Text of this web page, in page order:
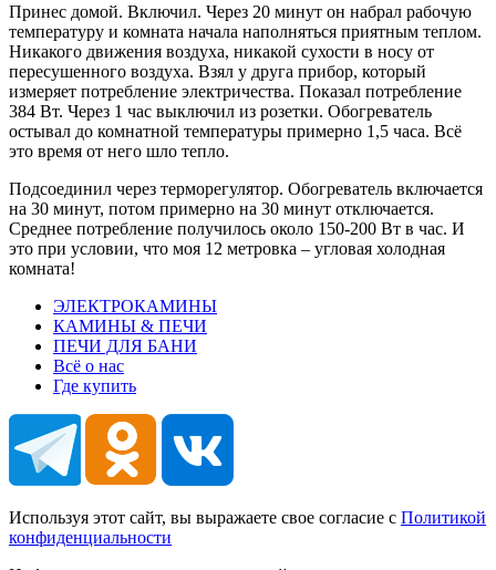
Принес домой. Включил. Через 20 минут он набрал рабочую
температуру и комната начала наполняться приятным теплом.
Никакого движения воздуха, никакой сухости в носу от
пересушенного воздуха. Взял у друга прибор, который
измеряет потребление электричества. Показал потребление
384 Вт. Через 1 час выключил из розетки. Обогреватель
остывал до комнатной температуры примерно 1,5 часа. Всё
это время от него шло тепло.
Подсоединил через терморегулятор. Обогреватель включается
на 30 минут, потом примерно на 30 минут отключается.
Среднее потребление получилось около 150-200 Вт в час. И
это при условии, что моя 12 метровка – угловая холодная
комната!
ЭЛЕКТРОКАМИНЫ
КАМИНЫ & ПЕЧИ
ПЕЧИ ДЛЯ БАНИ
Всё о нас
Где купить
Используя этот сайт, вы выражаете свое согласие с Политикой
конфиденциальности